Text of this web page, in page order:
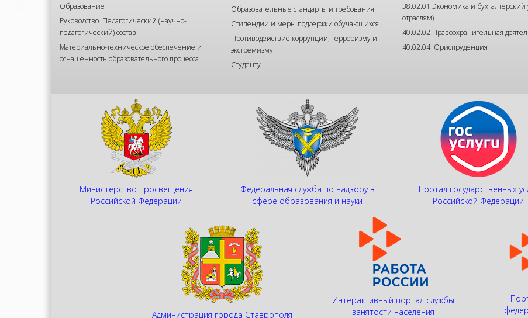
Образование
Руководство. Педагогический (научно-
педагогический) состав
Материально-техническое обеспечение и
оснащенность образовательного процесса
Образовательные стандарты и требования
Стипендии и меры поддержки обучающихся
Противодействие коррупции, терроризму и
экстремизму
Студенту
38.02.01 Экономика и бухгалтерский
отраслям)
40.02.02 Правоохранительная
40.02.04 Юриспруденция
Министерство просвещения
Российской Федерации
Федеральная служба по надзору в
сфере образования и науки
Портал государственных
Российской Федерации
Администрация города Ставрополя
Интерактивный портал службы
занятости населения